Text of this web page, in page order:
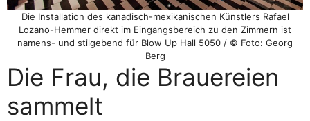
Die Installation des kanadisch-mexikanischen Künstlers Rafael
Lozano-Hemmer direkt im Eingangsbereich zu den Zimmern ist
namens- und stilgebend für Blow Up Hall 5050 / © Foto: Georg
Berg
Die Frau, die Brauereien
sammelt